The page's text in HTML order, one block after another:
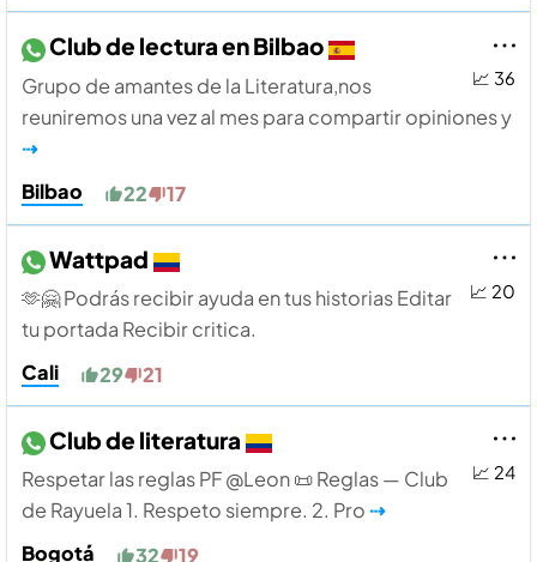
📈 36
Club de lectura en Bilbao
Grupo de amantes de la Literatura,nos
reuniremos una vez al mes para compartir opiniones y
⇢
Bilbao
22 17
📈 20
Wattpad
🫶🤗 Podrás recibir ayuda en tus historias Editar
tu portada Recibir critica.
Cali
29 21
📈 24
Club de literatura
Respetar las reglas PF @Leon 📜 Reglas — Club
de Rayuela 1. Respeto siempre. 2. Pro ⇢
Bogotá
32 19